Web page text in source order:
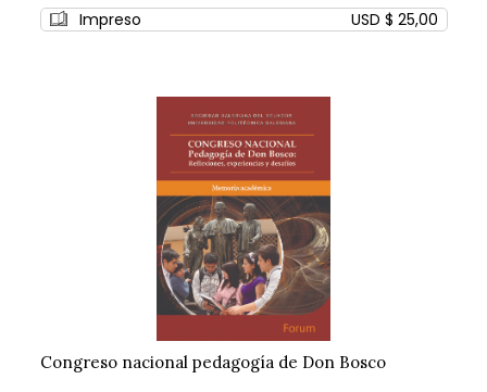
Impreso
USD $ 25,00
Congreso nacional pedagogía de Don Bosco